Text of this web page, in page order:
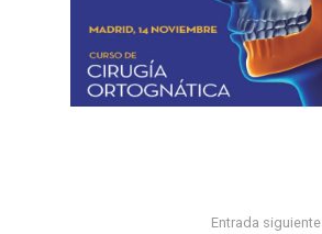
Entrada siguiente